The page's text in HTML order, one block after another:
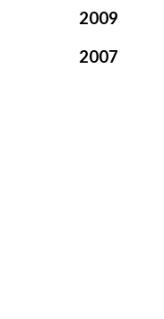
2009
2007